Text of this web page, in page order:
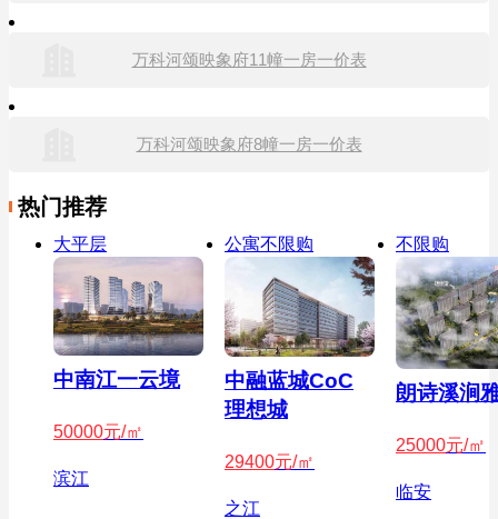
万科河颂映象府11幢一房一价表
万科河颂映象府8幢一房一价表
热门推荐
大平层
中南江一云境
50000元/㎡
滨江
公寓不限购
中融蓝城CoC
理想城
29400元/㎡
之江
不限购
朗诗溪涧
25000元/㎡
临安